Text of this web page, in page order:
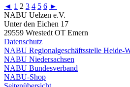
◄ 1 2 3 4 5 6 ►
NABU Uelzen e.V.
Unter den Eichen 17
29559 Wrestedt OT Emern
Datenschutz
NABU Regionalgeschäftsstelle Heide-
NABU Niedersachsen
NABU Bundesverband
NABU-Shop